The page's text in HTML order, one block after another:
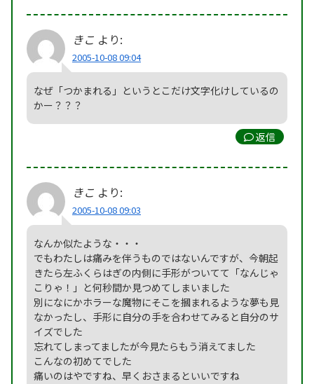
きこ より:
2005-10-08 09:04
なぜ「つかまれる」というとこだけ文字化けしているの
かー？？？
返信
きこ より:
2005-10-08 09:03
なんか似たような・・・
でもわたしは痛みを伴うものではないんですが、今朝起
きたら左ふくらはぎの内側に手形がついてて「なんじゃ
こりゃ！」と何秒間か見つめてしまいました
別になにかホラーな魔物にそこを摑まれるような夢も見
なかったし、手形に自分の手を合わせてみると自分のサ
イズでした
忘れてしまってましたが今見たらもう消えてました
こんなの初めてでした
痛いのはやですね、早くおさまるといいですね